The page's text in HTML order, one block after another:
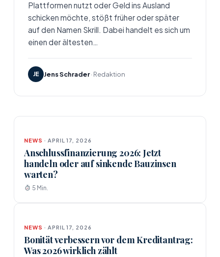
Plattformen nutzt oder Geld ins Ausland
schicken möchte, stößt früher oder später
auf den Namen Skrill. Dabei handelt es sich um
einen der ältesten…
JE Jens Schrader· Redaktion
NEWS · APRIL 17, 2026
Anschlussfinanzierung 2026: Jetzt
handeln oder auf sinkende Bauzinsen
warten?
5 Min.
NEWS · APRIL 17, 2026
Bonität verbessern vor dem Kreditantrag:
Was 2026 wirklich zählt